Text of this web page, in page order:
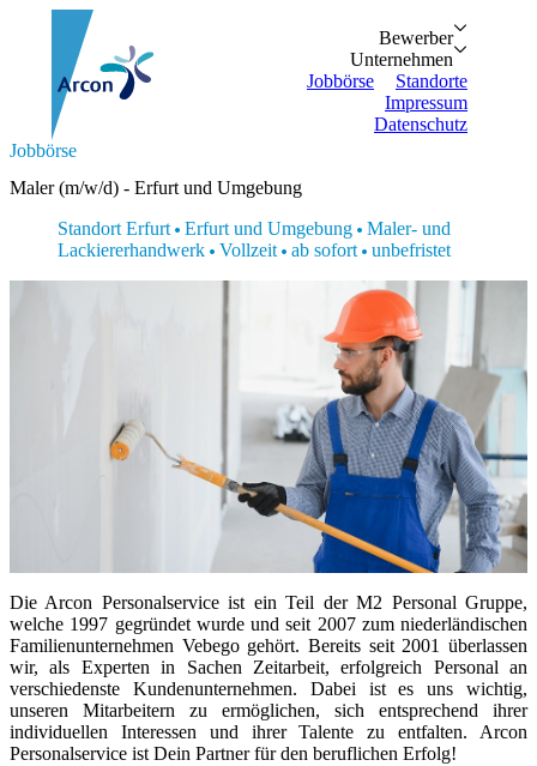
BewerberBewerber
Vorteile
Unternehmen
Unternehmen
Personalanfrage
Jobbörse
Standorte
Impressum
Datenschutz
Suche...
Bewerber
Jobbörse
Standorte
Zurück
Bewerber
Vorteile
Initiativbewerbung
Zurück
Unternehmen
Personalanfrage
Jobbörse
Maler (m/w/d) - Erfurt und Umgebung
Standort Erfurt
Erfurt und Umgebung
Maler- und
Lackiererhandwerk
Vollzeit ab sofort unbefristet
Die Arcon Personalservice ist ein Teil der M2 Personal Gruppe,
welche 1997 gegründet wurde und seit 2007 zum niederländischen
Familienunternehmen Vebego gehört. Bereits seit 2001 überlassen
wir, als Experten in Sachen Zeitarbeit, erfolgreich Personal an
verschiedenste Kundenunternehmen. Dabei ist es uns wichtig,
unseren Mitarbeitern zu ermöglichen, sich entsprechend ihrer
individuellen Interessen und ihrer Talente zu entfalten. Arcon
Personalservice ist Dein Partner für den beruflichen Erfolg!